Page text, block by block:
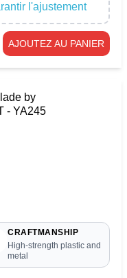
l'ajustement
AJOUTEZ AU PANIER
by
- YA245
CRAFTMANSHIP
High-strength plastic and
metal